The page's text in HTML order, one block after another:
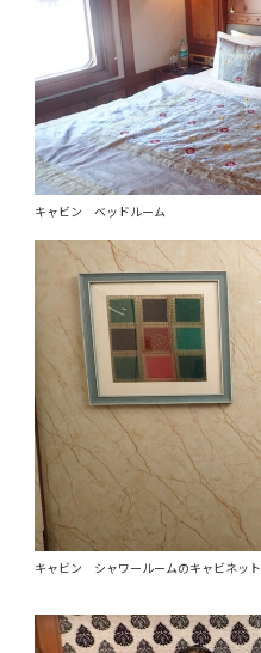
キャビン ベッドルーム
キャビン シャワールームのキャビネット